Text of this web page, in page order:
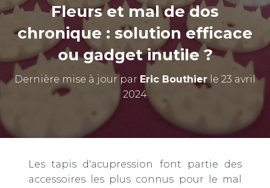
/
E
R
M
E
R
A
Fleurs et mal de dos
chronique : solution efficace
ou gadget inutile ?
Dernière mise à jour par Eric Bouthier le 23 avril
2024
Les tapis d'acupression font partie des
accessoires les plus connus pour le mal